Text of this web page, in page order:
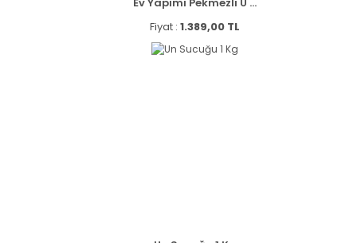
Fiyat : 1.389,00 TL